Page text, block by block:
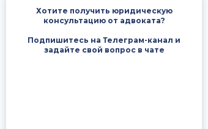
Хотите получить юридическую
консультацию от адвоката?
Подпишитесь на Телеграм-канал и
задайте свой вопрос в чате